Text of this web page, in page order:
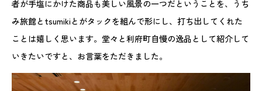
者が手塩にかけた商品も美しい風景の一つだということを、うち
み旅館とtsumikiとがタックを組んで形にし、打ち出してくれた
ことは嬉しく思います。堂々と利府町自慢の逸品として紹介して
いきたいですと、お言葉をただきました。